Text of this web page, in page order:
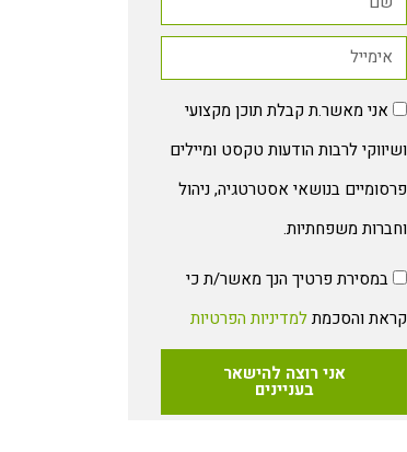
אני מאשר.ת קבלת תוכן מקצועי
ושיווקי לרבות הודעות טקסט ומיילים
פרסומיים בנושאי אסטרטגיה, ניהול
וחברות משפחתיות.
במסירת פרטיך הנך מאשר/ת כי
קראת והסכמתלמדיניות הפרטיות
אני רוצה להישאר
בעניינים